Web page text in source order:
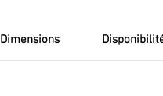
Dimensions